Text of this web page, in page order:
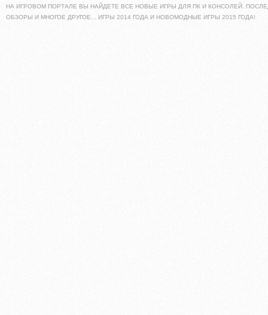
НА ИГРОВОМ ПОРТАЛЕ ВЫ НАЙДЕТЕ ВСЕ НОВЫЕ ИГРЫ ДЛЯ ПК И КОНСОЛЕЙ.
ОБЗОРЫ И МНОГОЕ ДРУГОЕ... ИГРЫ 2014 ГОДА И НОВОМОДНЫЕ ИГРЫ 2015 ГОДА!